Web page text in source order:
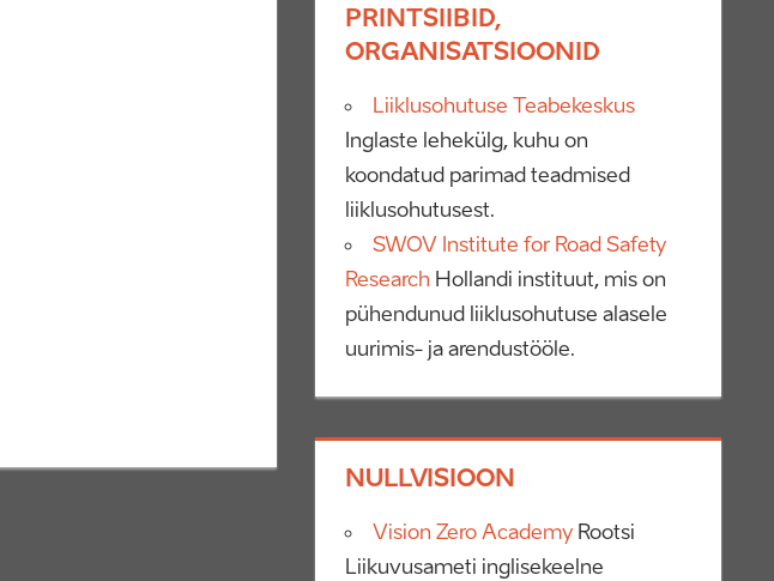
PRINTSIIBID,
ORGANISATSIOONID
Liiklusohutuse Teabekeskus
Inglaste lehekülg, kuhu on
koondatud parimad teadmised
liiklusohutusest.
SWOV Institute for Road Safety
Research Hollandi instituut, mis on
pühendunud liiklusohutuse alasele
uurimis- ja arendustööle.
NULLVISIOON
Vision Zero Academy Rootsi
Liikuvusameti inglisekeelne